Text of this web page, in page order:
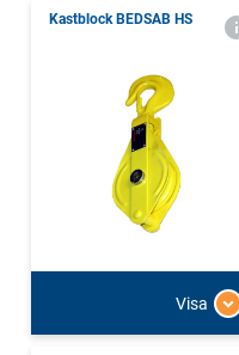
Kastblock BEDSAB HS
Visa